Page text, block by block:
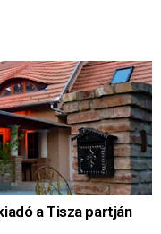
a Tisza partján